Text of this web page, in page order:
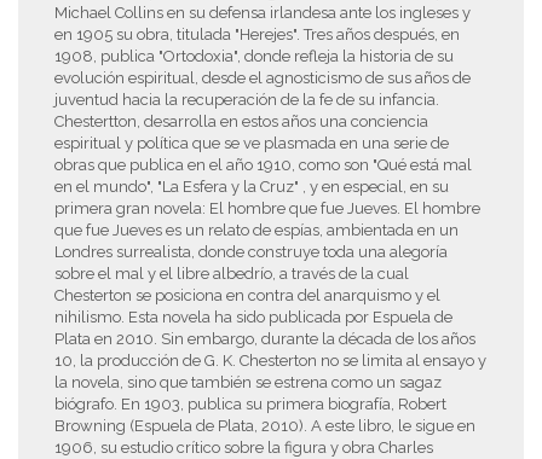
Michael Collins en su defensa irlandesa ante los ingleses y
en 1905 su obra, titulada "Herejes". Tres años después, en
1908, publica "Ortodoxia", donde refleja la historia de su
evolución espiritual, desde el agnosticismo de sus años de
juventud hacia la recuperación de la fe de su infancia.
Chestertton, desarrolla en estos años una conciencia
espiritual y política que se ve plasmada en una serie de
obras que publica en el año 1910, como son "Qué está mal
en el mundo", "La Esfera y la Cruz" , y en especial, en su
primera gran novela: El hombre que fue Jueves. El hombre
que fue Jueves es un relato de espías, ambientada en un
Londres surrealista, donde construye toda una alegoría
sobre el mal y el libre albedrío, a través de la cual
Chesterton se posiciona en contra del anarquismo y el
nihilismo. Esta novela ha sido publicada por Espuela de
Plata en 2010. Sin embargo, durante la década de los años
10, la producción de G. K. Chesterton no se limita al ensayo y
la novela, sino que también se estrena como un sagaz
biógrafo. En 1903, publica su primera biografía, Robert
Browning (Espuela de Plata, 2010). A este libro, le sigue en
1906, su estudio crítico sobre la figura y obra Charles